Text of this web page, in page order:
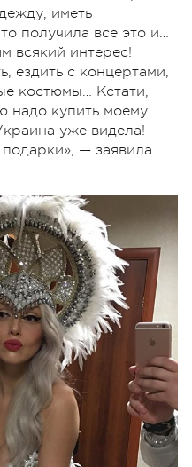
иметь
получила все это и…
всякий интерес!
ездить с концертами,
костюмы… Кстати,
надо купить моему
уже видела!
— заявила